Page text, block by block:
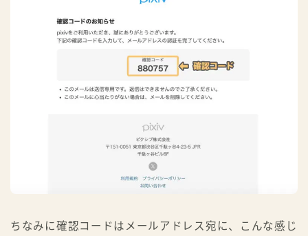
ちなみに確認コードはメールアドレス宛に、こんな感じ